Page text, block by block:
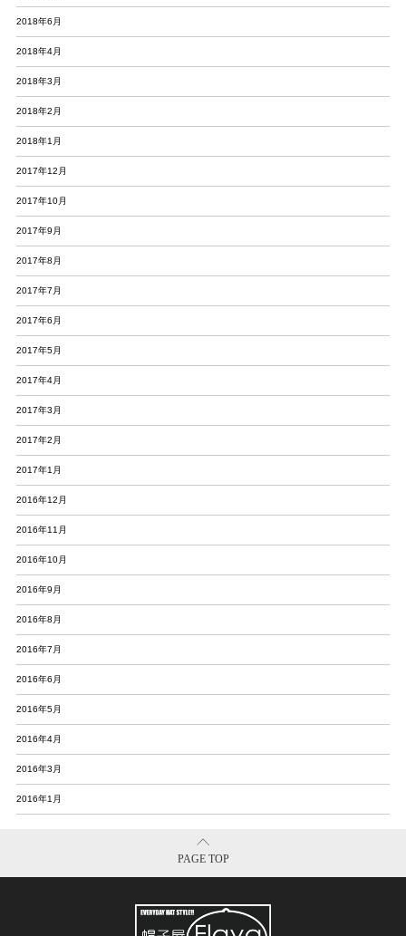
2018年6月
2018年4月
2018年3月
2018年2月
2018年1月
2017年12月
2017年10月
2017年9月
2017年8月
2017年7月
2017年6月
2017年5月
2017年4月
2017年3月
2017年2月
2017年1月
2016年12月
2016年11月
2016年10月
2016年9月
2016年8月
2016年7月
2016年6月
2016年5月
2016年4月
2016年3月
2016年1月
PAGE TOP